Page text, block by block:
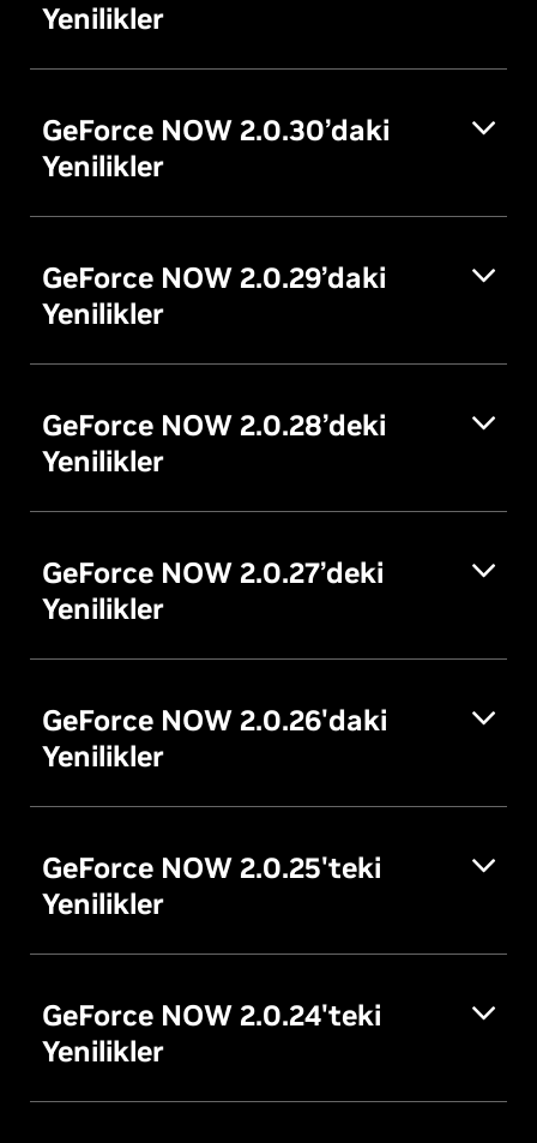
Yenilikler
GeForce NOW 2.0.30’daki
Yenilikler
GeForce NOW 2.0.29’daki
Yenilikler
GeForce NOW 2.0.28’deki
Yenilikler
GeForce NOW 2.0.27’deki
Yenilikler
GeForce NOW 2.0.26'daki
Yenilikler
GeForce NOW 2.0.25'teki
Yenilikler
GeForce NOW 2.0.24'teki
Yenilikler